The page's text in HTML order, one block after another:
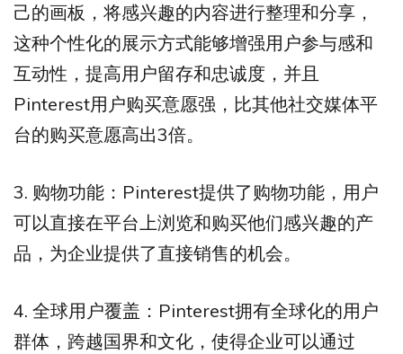
己的画板，将感兴趣的内容进行整理和分享，
这种个性化的展示方式能够增强用户参与感和
互动性，提高用户留存和忠诚度，并且
Pinterest用户购买意愿强，比其他社交媒体平
台的购买意愿高出3倍。
3. 购物功能：Pinterest提供了购物功能，用户
可以直接在平台上浏览和购买他们感兴趣的产
品，为企业提供了直接销售的机会。
4. 全球用户覆盖：Pinterest拥有全球化的用户
群体，跨越国界和文化，使得企业可以通过